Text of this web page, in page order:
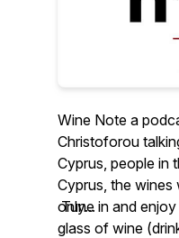
Wine Note a
Christoforou
Cyprus, people in
Cyprus, the
only...
Tune in and
glass of wine